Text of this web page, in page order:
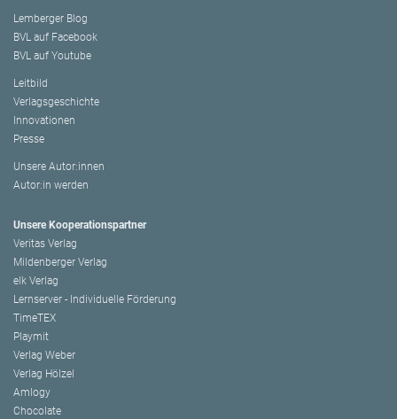
Lemberger Blog
BVL auf Facebook
BVL auf Youtube
Leitbild
Verlagsgeschichte
Innovationen
Presse
Unsere Autor:innen
Autor:in werden
Unsere Kooperationspartner
Veritas Verlag
Mildenberger Verlag
elk Verlag
Lernserver - Individuelle Förderung
TimeTEX
Playmit
Verlag Weber
Verlag Hölzel
Amlogy
Chocolate